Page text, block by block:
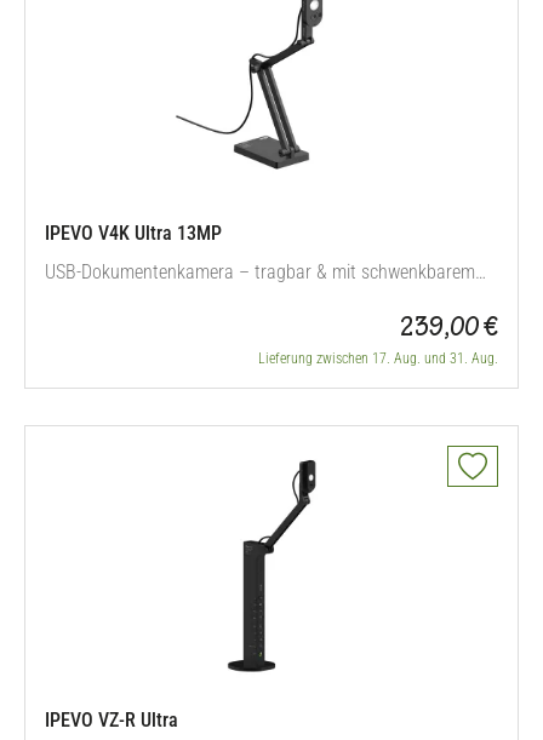
IPEVO V4K Ultra 13MP
USB-Dokumentenkamera – tragbar & mit schwenkbarem
239,00 €
Lieferung zwischen 17. Aug. und 31. Aug.
IPEVO VZ-R Ultra